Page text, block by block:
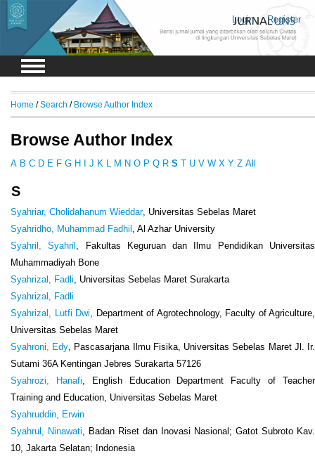
Login Register
Home /Search / Browse Author Index
Browse Author Index
A B C D E F G H J K M N O P Q R S T U V W X Y Z All
S
Syahriar, Cholidahanum Wieddar, Universitas Sebelas Maret
Syahridho, Muhammad Fadhil , Al Azhar University
Syahril, Syahril , Fakultas Keguruan dan Ilmu Pendidikan Universitas
Muhammadiyah Bone
Syahrizal, Fadli, Universitas Sebelas Maret Surakarta
Syahrizal, Fadli
Syahrizal, Lutfi Dwi, Department of Agrotechnology, Faculty of Agriculture,
Universitas Sebelas Maret
Syahroni, Edy, Pascasarjana Ilmu Fisika, Universitas Sebelas Maret Jl. Ir.
Sutami 36A Kentingan Jebres Surakarta 57126
Syahrozi, Hanafi, English Education Department Faculty of Teacher
Training and Education, Universitas Sebelas Maret
Syahruddin, Erwin
Syahrul, Ninawati, Badan Riset dan Inovasi Nasional; Gatot Subroto Kav.
10, Jakarta Selatan; Indonesia